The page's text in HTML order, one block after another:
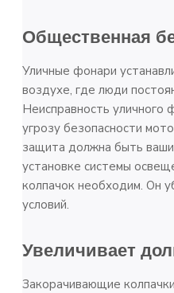
Общественная
Уличные фонари
воздухе, где люди
Неисправность уличного
угрозу безопасности
защита должна быть
установке системы
колпачок необходим. Он
условий.
Увеличивает
Закорачивающие